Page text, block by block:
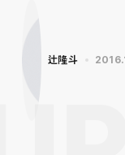
辻隆斗